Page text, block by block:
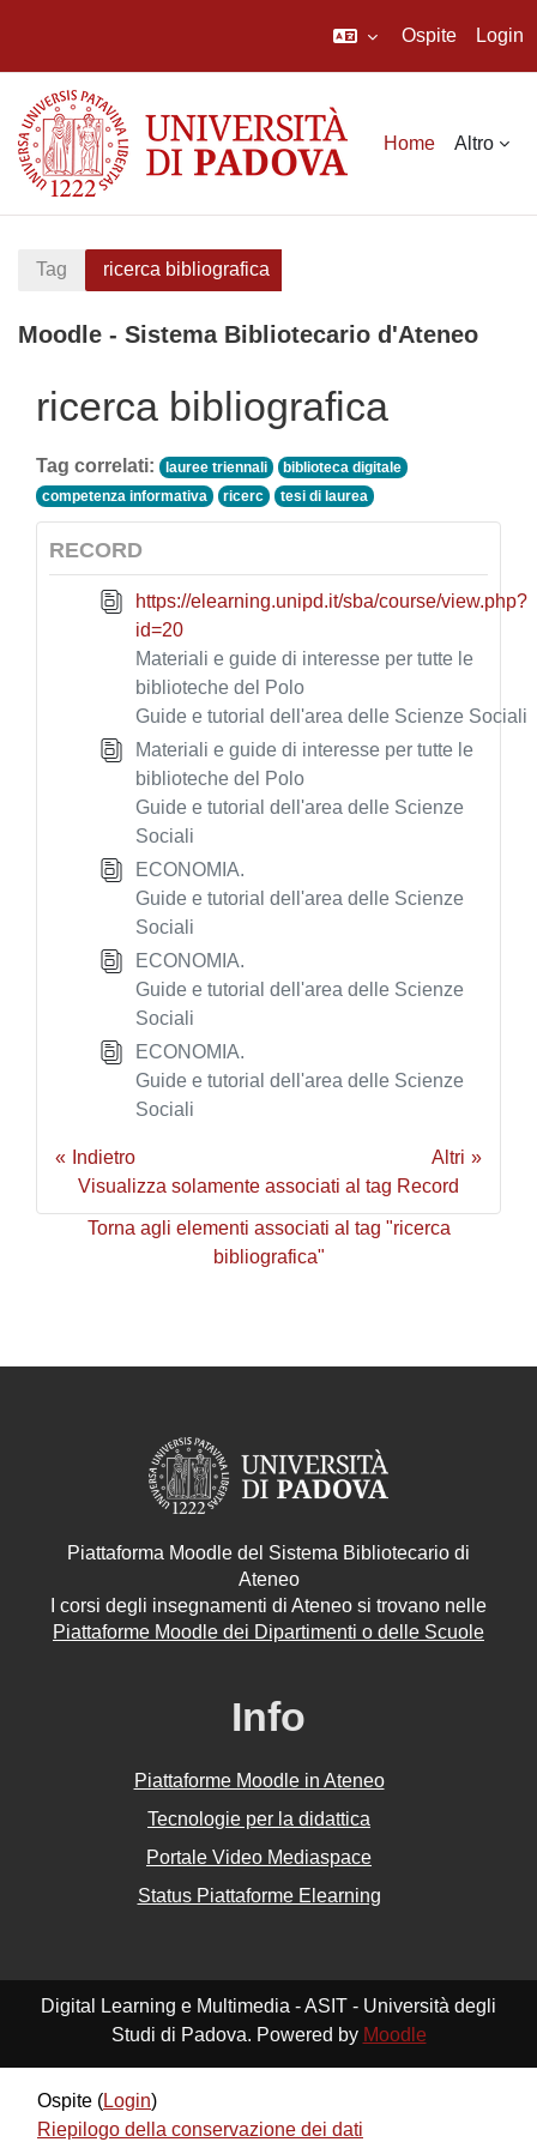
Ospite Login
Home Altro
Tag ricerca bibliografica
Moodle - Sistema Bibliotecario d'Ateneo
ricerca bibliografica
Tag correlati: lauree triennali
biblioteca digitale
competenza informativa
ricerc tesi di laurea
RECORD
https://elearning.unipd.it/sba/course/view.php?
id=20
Materiali e guide di interesse per tutte le
biblioteche del Polo
Guide e tutorial dell'area delle Scienze Sociali
Materiali e guide di interesse per tutte le
biblioteche del Polo
Guide e tutorial dell'area delle Scienze
Sociali
ECONOMIA.
Guide e tutorial dell'area delle Scienze
Sociali
ECONOMIA.
Guide e tutorial dell'area delle Scienze
Sociali
ECONOMIA.
Guide e tutorial dell'area delle Scienze
Sociali
Indietro
Altri
Visualizza solamente associati al tag Record
Torna agli elementi associati al tag "ricerca
bibliografica"
Piattaforma Moodle del Sistema Bibliotecario di
Ateneo
I corsi degli insegnamenti di Ateneo si trovano nelle
Piattaforme Moodle dei Dipartimenti o delle Scuole
Info
Piattaforme Moodle in Ateneo
Tecnologie per la didattica
Portale Video Mediaspace
Status Piattaforme Elearning
Digital Learning e Multimedia - ASIT - Università degli
Studi di Padova. Powered by Moodle
Ospite (Login)
Riepilogo della conservazione dei dati